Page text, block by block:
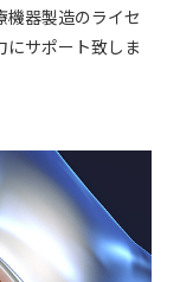
機器製造のライセ
にサポート致しま